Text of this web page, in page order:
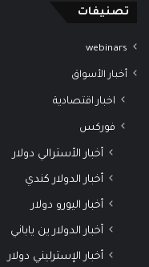
تصنيفات
webinars
أخبار الأسواق
اخبار اقتصادية
فوركس
أخبار الأسترالي دولار
أخبار الدولار كندي
أخبار اليورو دولار
أخبار الدولار ين ياباني
أخبار الإسترليني دولار